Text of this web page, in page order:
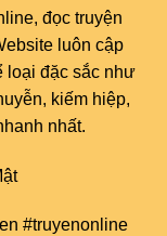
, đọc truyện
luôn cập
loại đặc sắc như
kiếm hiệp,
nhất.
#truyenonline